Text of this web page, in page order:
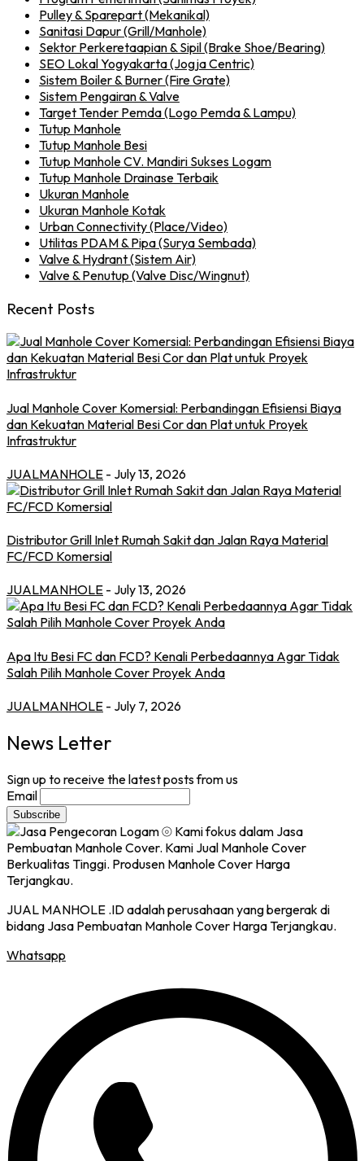
Pulley & Sparepart (Mekanikal)
Sanitasi Dapur (Grill/Manhole)
Sektor Perkeretaapian & Sipil (Brake Shoe/Bearing)
SEO Lokal Yogyakarta (Jogja Centric)
Sistem Boiler & Burner (Fire Grate)
Sistem Pengairan & Valve
Target Tender Pemda (Logo Pemda & Lampu)
Tutup Manhole
Tutup Manhole Besi
Tutup Manhole CV. Mandiri Sukses Logam
Tutup Manhole Drainase Terbaik
Ukuran Manhole
Ukuran Manhole Kotak
Urban Connectivity (Place/Video)
Utilitas PDAM & Pipa (Surya Sembada)
Valve & Hydrant (Sistem Air)
Valve & Penutup (Valve Disc/Wingnut)
Recent Posts
Jual Manhole Cover Komersial: Perbandingan Efisiensi Biaya
dan Kekuatan Material Besi Cor dan Plat untuk Proyek
Infrastruktur
JUALMANHOLE - July 13, 2026
Distributor Grill Inlet Rumah Sakit dan Jalan Raya Material
FC/FCD Komersial
JUALMANHOLE - July 13, 2026
Apa Itu Besi FC dan FCD? Kenali Perbedaannya Agar Tidak
Salah Pilih Manhole Cover Proyek Anda
JUALMANHOLE - July 7, 2026
News Letter
Sign up to receive the latest posts from us
Email
JUAL MANHOLE .ID adalah perusahaan yang bergerak di
bidang Jasa Pembuatan Manhole Cover Harga Terjangkau.
Whatsapp